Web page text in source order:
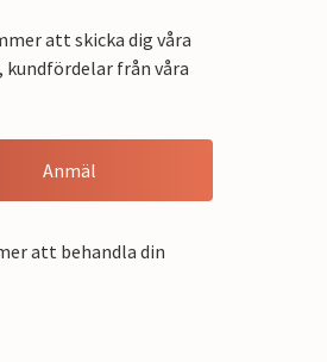
att skicka dig våra
från våra
Anmäl
att behandla din